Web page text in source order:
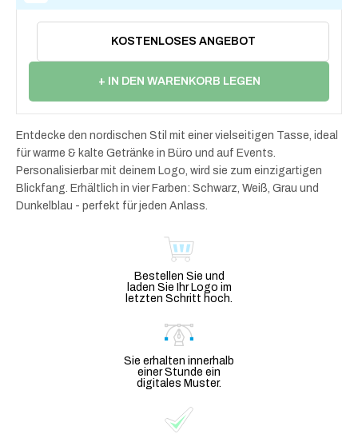
KOSTENLOSES ANGEBOT
+ IN DEN WARENKORB LEGEN
Entdecke den nordischen Stil mit einer vielseitigen Tasse, ideal
für warme & kalte Getränke in Büro und auf Events.
Personalisierbar mit deinem Logo, wird sie zum einzigartigen
Blickfang. Erhältlich in vier Farben: Schwarz, Weiß, Grau und
Dunkelblau - perfekt für jeden Anlass.
Bestellen Sie und
laden Sie Ihr Logo im
letzten Schritt hoch.
Sie erhalten innerhalb
einer Stunde ein
digitales Muster.